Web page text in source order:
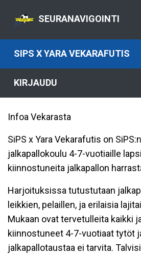
SEURANAVIGOINTI
SIPS X YARA VEKARAFUTIS
KIRJAUDU
Infoa Vekarasta
SiPS x Yara Vekarafutis on
jalkapallokoulu 4-7-vuotiaille
kiinnostuneita jalkapallon
Harjoituksissa tutustutaan
leikkien, pelaillen, ja erilaisia
Mukaan ovat tervetulleita kaikki
kiinnostuneet 4-7-vuotiaat tytöt
jalkapallotaustaa ei tarvita.